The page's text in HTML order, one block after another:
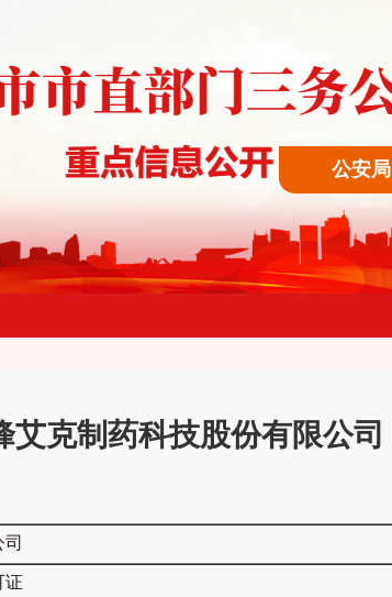
公安局
艾克制药科技股份有限公司
证